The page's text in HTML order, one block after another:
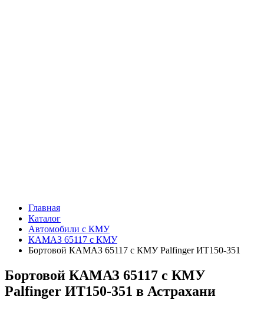
Главная
Каталог
Автомобили с КМУ
КАМАЗ 65117 с КМУ
Бортовой КАМАЗ 65117 с КМУ Palfinger ИТ150-351
Бортовой КАМАЗ 65117 с КМУ
Palfinger ИТ150-351 в Астрахани